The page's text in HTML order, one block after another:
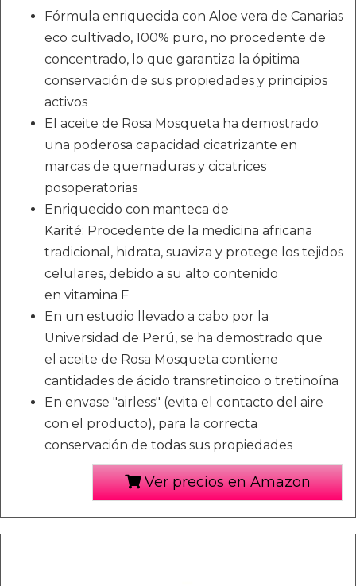
Fórmula enriquecida con Aloe vera de Canarias
eco cultivado, 100% puro, no procedente de
concentrado, lo que garantiza la ópitima
conservación de sus propiedades y principios
activos
El aceite de Rosa Mosqueta ha demostrado
una poderosa capacidad cicatrizante en
marcas de quemaduras y cicatrices
posoperatorias
Enriquecido con manteca de
Karité: Procedente de la medicina africana
tradicional, hidrata, suaviza y protege los tejidos
celulares, debido a su alto contenido
en vitamina F
En un estudio llevado a cabo por la
Universidad de Perú, se ha demostrado que
el aceite de Rosa Mosqueta contiene
cantidades de ácido transretinoico o tretinoína
En envase "airless" (evita el contacto del aire
con el producto), para la correcta
conservación de todas sus propiedades
Ver precios en Amazon